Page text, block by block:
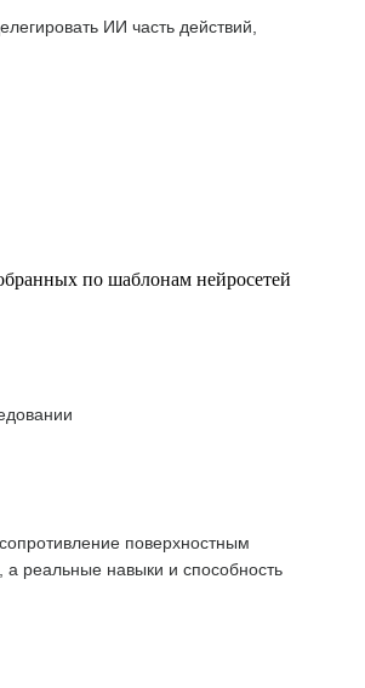
ИИ часть действий,
по шаблонам нейросетей
поверхностным
реальные навыки и способность